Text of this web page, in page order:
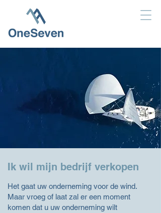
Ik wil mijn bedrijf verkopen
Het gaat uw onderneming voor de wind.
Maar vroeg of laat zal er een moment
komen dat u uw onderneming wilt